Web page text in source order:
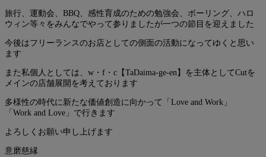
旅行、運動会、BBQ、感性育成のための勉強会、ボーリング、ハロ
ウィン等々をみんなでやって参りましたが一つの節目を迎えました
今後はフリーランスのお店としての側面の活動になってゆくと思い
ます
また私個人としては、w・f・c【TaDaima-ge-en】を主体としてCutを
メインの店舗展開を考えております
多様性の時代に新たな価値創造に向かって「Love and Work」
「Work and Love」で行きます
よろしくお願い申し上げます
意磨慈縁